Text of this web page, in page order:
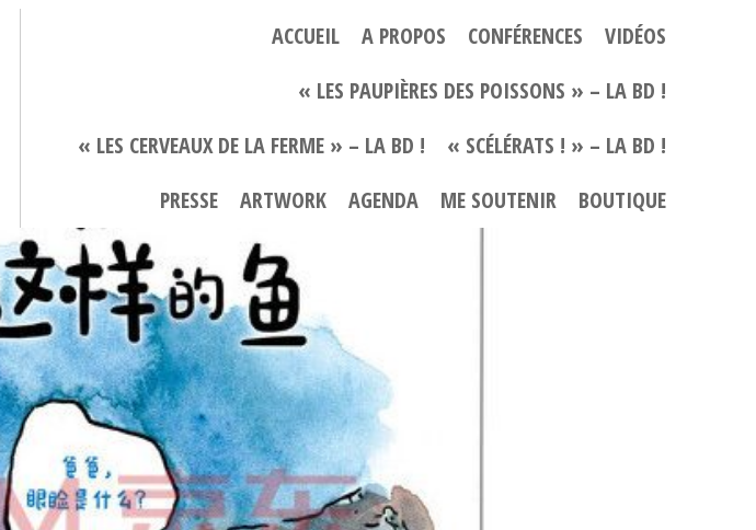
ACCUEIL A PROPOS CONFÉRENCES
VIDÉOS
« LES PAUPIÈRES DES POISSONS » – LA BD !
« LES CERVEAUX DE LA FERME » – LA BD !
« SCÉLÉRATS ! » – LA BD !
PRESSE
ARTWORK AGENDA ME SOUTENIR BOUTIQUE